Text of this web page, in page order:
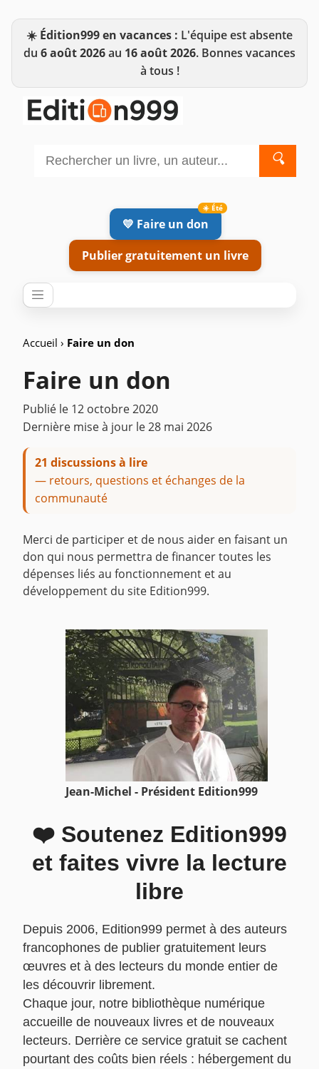
☀️ Édition999 en vacances : L'équipe est absente
du 6 août 2026au 16 août 2026. Bonnes vacances
à tous !
🔍
💛 Faire un don
Publier gratuitement un livre
Accueil › Faire un don
Faire un don
Publié le 12 octobre 2020
Dernière mise à jour le28 mai 2026
21 discussions à lire
— retours, questions et échanges de la
communauté
Merci de participer et de nous aider en faisant un
don qui nous permettra de financer toutes les
dépenses liés au fonctionnement et au
développement du site Edition999.
Jean-Michel - Président Edition999
❤️ Soutenez Edition999
et faites vivre la lecture
libre
Depuis 2006, Edition999 permet à des auteurs
francophones de publier gratuitement leurs
œuvres et à des lecteurs du monde entier de
les découvrir librement.
Chaque jour, notre bibliothèque numérique
accueille de nouveaux livres et de nouveaux
lecteurs. Derrière ce service gratuit se cachent
pourtant des coûts bien réels : hébergement du